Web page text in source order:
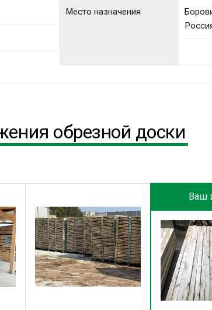
Место назначения
обрезной доски
Ваш